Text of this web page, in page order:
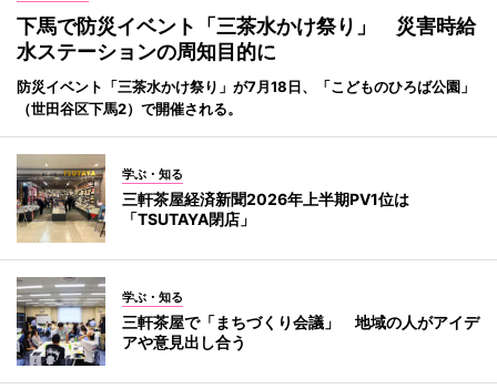
下馬で防災イベント「三茶水かけ祭り」 災害時給
水ステーションの周知目的に
防災イベント「三茶水かけ祭り」が7月18日、「こどものひろば公園」
（世田谷区下馬2）で開催される。
学ぶ・知る
三軒茶屋経済新聞2026年上半期PV1位は
「TSUTAYA閉店」
学ぶ・知る
三軒茶屋で「まちづくり会議」 地域の人がアイデ
アや意見出し合う